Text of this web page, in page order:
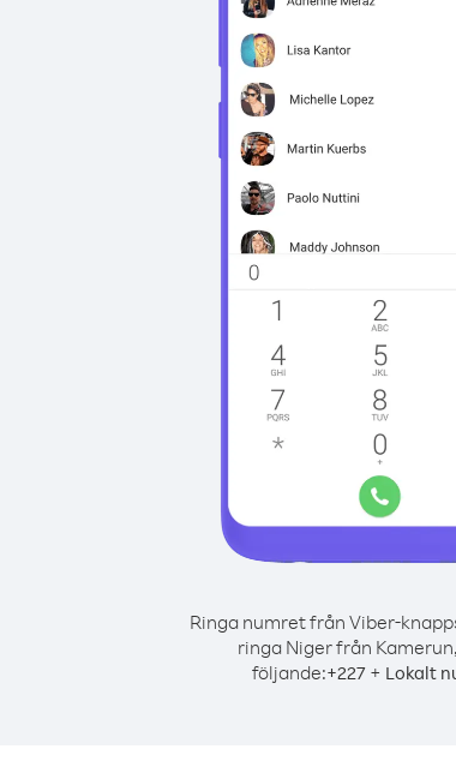
Ringa numret från Viber-
ringa Niger från
följande:+227 + Lokalt